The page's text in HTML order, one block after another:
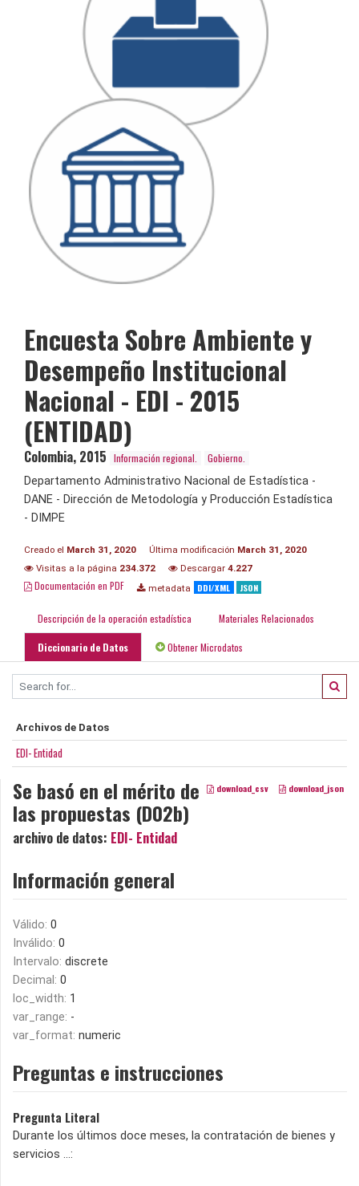
Encuesta Sobre Ambiente y
Desempeño Institucional
Nacional - EDI - 2015
(ENTIDAD)
Colombia, 2015 Información regional.
Gobierno.
Departamento Administrativo Nacional de Estadística -
DANE - Dirección de Metodología y Producción Estadística
- DIMPE
Creado el March 31, 2020 Última modificación March 31, 2020
Visitas a la página 234.372 Descargar 4.227
Documentación en PDF metadata DDI/XML JSON
Descripción de la operación estadística Materiales Relacionados
Diccionario de Datos Obtener Microdatos
Archivos de Datos
EDI- Entidad
download_csv download_json
Se basó en el mérito de
las propuestas (D02b)
archivo de datos: EDI- Entidad
Información general
Válido: 0
Inválido: 0
Intervalo: discrete
Decimal: 0
loc_width: 1
var_range: -
var_format: numeric
Preguntas e instrucciones
Pregunta Literal
Durante los últimos doce meses, la contratación de bienes y
servicios ...: